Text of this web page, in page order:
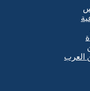
العرب